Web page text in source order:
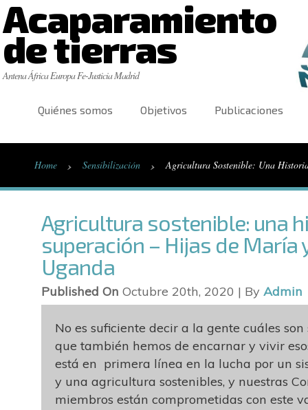
Acaparamiento
de tierras
Antena África Europa Fe-Justicia Madrid
Quiénes somos Objetivos Publicaciones
Home › Sensibilización › Agricultura Sostenible: Una
Agricultura sostenible: una
superación – Hijas de María
Uganda
Published On Octubre 20th, 2020 | By Admin
No es suficiente decir a la gente cuáles son
que también hemos de encarnar y vivir
está en primera línea en la lucha por un
y una agricultura sostenibles, y nuestras
miembros están comprometidas con este